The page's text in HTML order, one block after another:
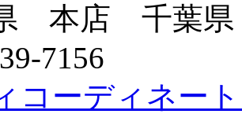
本店 千葉県
7156
コーディネー